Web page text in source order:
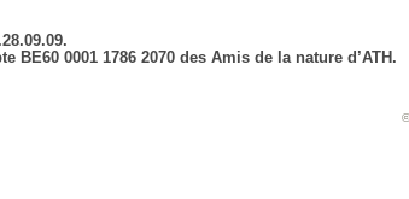
BE60 0001 1786 2070 des Amis de la nature d’ATH.